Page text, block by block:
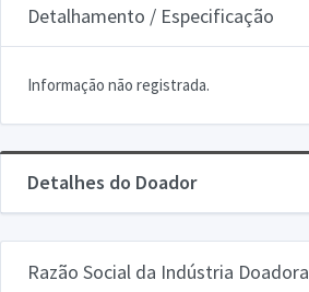
Detalhamento / Especificação
Informação não registrada.
Detalhes do Doador
Razão Social da Indústria Doadora